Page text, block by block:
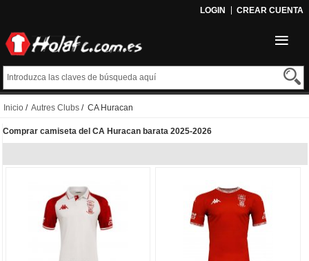
LOGIN CREAR CUENTA
Inicio / Autres Clubs / CA Huracan
Comprar camiseta del CA Huracan barata 2025-2026